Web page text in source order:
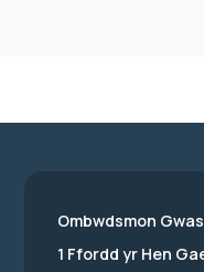
Ombwdsmon
1 Ffordd yr Hen